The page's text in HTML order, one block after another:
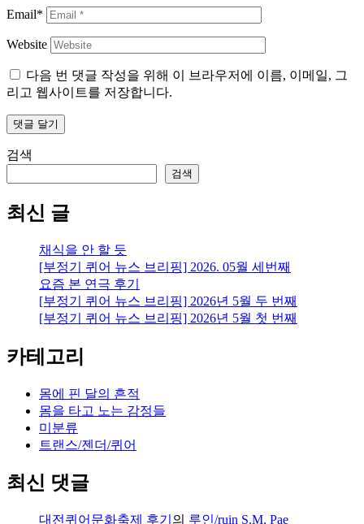
Email*
Website
다음 번 댓글 작성을 위해 이 브라우저에 이름, 이메일, 그
리고 웹사이트를 저장합니다.
검색
검색
최신 글
채식을 안 할 듯
[부정기 퀴어 뉴스 브리핑] 2026. 05월 세번째
요즘 본 연극 후기
[부정기 퀴어 뉴스 브리핑] 2026년 5월 두 번째
[부정기 퀴어 뉴스 브리핑] 2026년 5월 첫 번째
카테고리
몸에 핀 달의 흔적
몸을 타고 노는 감정들
미분류
트랜스/젠더/퀴어
최신 댓글
대전퀴어문화축제 후기 의 루인/ruin S.M. Pae